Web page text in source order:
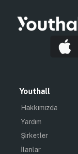
Youthall
Hakkımızda
Yardım
Şirketler
İlanlar